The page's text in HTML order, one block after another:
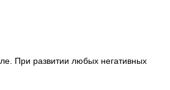
При развитии любых негативных